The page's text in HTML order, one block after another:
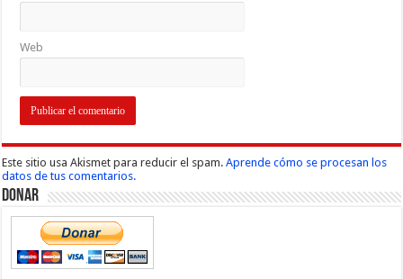
Web
Este sitio usa Akismet para reducir el spam.Aprende cómo se procesan los
datos de tus comentarios.
Donar